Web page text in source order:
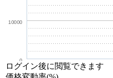
0
10000
ログイン後に閲覧できます